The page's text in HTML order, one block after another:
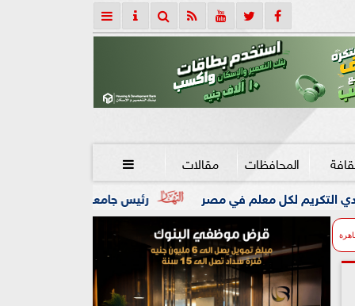
المحافظات مقالات 
رئيس جامعة المنوفية يجدد تكليف الدكتورة ندية في مصر